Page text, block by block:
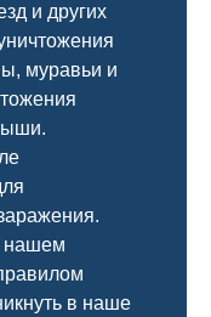
и других
муравьи и
нашем
в наше